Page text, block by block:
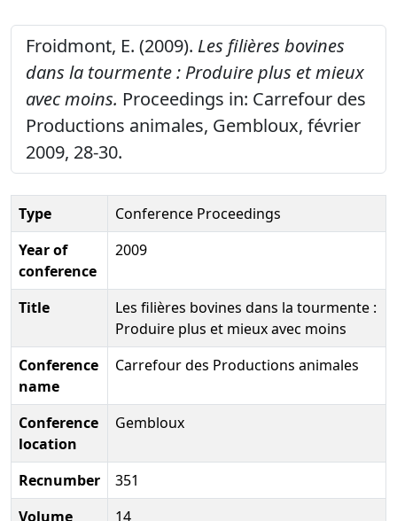
Froidmont, E. (2009). Les filières bovines
dans la tourmente : Produire plus et mieux
avec moins. Proceedings in: Carrefour des
Productions animales, Gembloux, février
2009, 28-30.
Type
Conference Proceedings
Year of
conference
2009
Title
Les filières bovines dans la tourmente :
Produire plus et mieux avec moins
Conference
name
Carrefour des Productions animales
Conference
location
Gembloux
Recnumber
351
Volume
14